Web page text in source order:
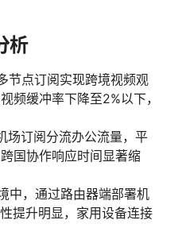
析
节点订阅实现跨境视频观
频缓冲率下降至2%以下，
场订阅分流办公流量，平
国协作响应时间显著缩
中，通过路由器端部署机
提升明显，家用设备连接